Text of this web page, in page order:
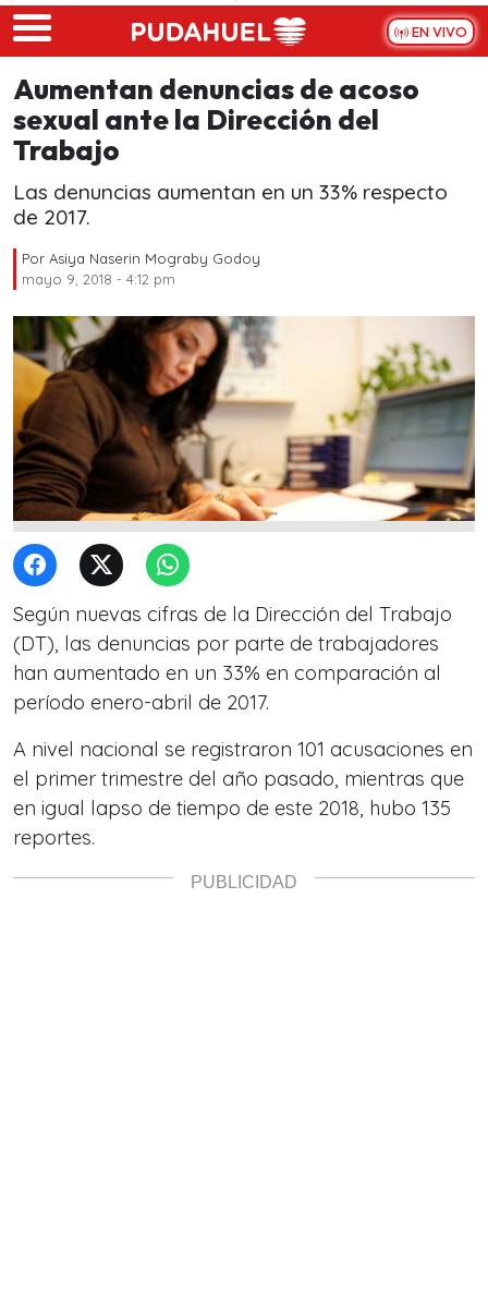
Skip to main content
EN VIVO
Aumentan denuncias de acoso
sexual ante la Dirección del
Trabajo
Las denuncias aumentan en un 33% respecto
de 2017.
Por Asiya Naserin Mograby Godoy
mayo 9, 2018 - 4:12 pm
Según nuevas cifras de la Dirección del Trabajo
(DT), las denuncias por parte de trabajadores
han aumentado en un 33% en comparación al
período enero-abril de 2017.
A nivel nacional se registraron 101 acusaciones en
el primer trimestre del año pasado, mientras que
en igual lapso de tiempo de este 2018, hubo 135
reportes.